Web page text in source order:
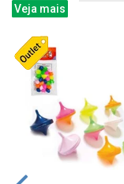
Veja mais